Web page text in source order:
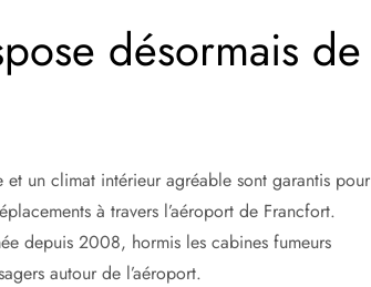
désormais de
et un climat intérieur agréable sont garantis pour
à travers l’aéroport de Francfort.
depuis 2008, hormis les cabines fumeurs
autour de l’aéroport.